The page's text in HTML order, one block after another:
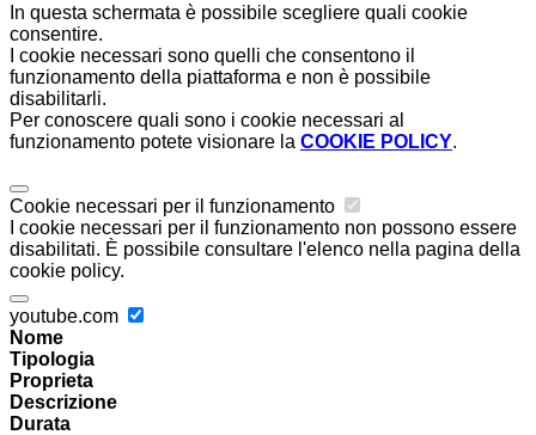
In questa schermata è possibile scegliere quali cookie
consentire.
I cookie necessari sono quelli che consentono il
funzionamento della piattaforma e non è possibile
disabilitarli.
Per conoscere quali sono i cookie necessari al
funzionamento potete visionare la COOKIE POLICY.
Cookie necessari per il funzionamento
I cookie necessari per il funzionamento non possono essere
disabilitati. È possibile consultare l'elenco nella pagina della
cookie policy.
youtube.com
Nome
Tipologia
Proprieta
Descrizione
Durata